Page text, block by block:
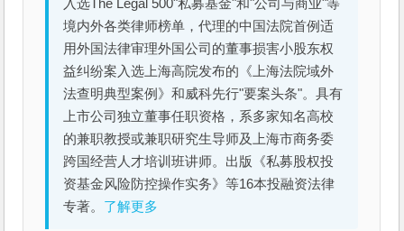
入选The Legal 500"私募基金"和"公司与商业"等
境内外各类律师榜单，代理的中国法院首例适
用外国法律审理外国公司的董事损害小股东权
益纠纷案入选上海高院发布的《上海法院域外
法查明典型案例》和威科先行"要案头条"。具有
上市公司独立董事任职资格，系多家知名高校
的兼职教授或兼职研究生导师及上海市商务委
跨国经营人才培训班讲师。出版《私募股权投
资基金风险防控操作实务》等16本投融资法律
专著。 了解更多